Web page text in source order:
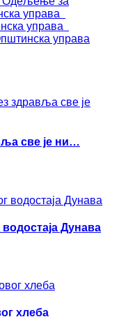
управа
управа
управа
све је ни…
Дунава
хлеба